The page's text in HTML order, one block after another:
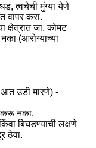
त्वचेची मुंग्या येणे
वापर करा.
क्षेत्रात जा, कोमट
(आरोग्याच्या
आत उडी मारणे) -
करू नका.
बिघडण्याची लक्षणे
ठेवा.